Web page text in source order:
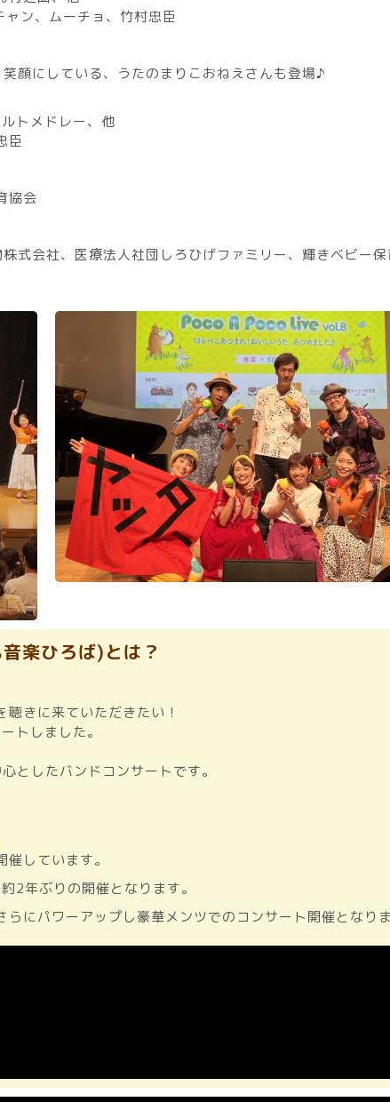
ン、ムーチョ、竹村忠臣
顔にしている、うたのまりこおねえさんも登場♪
トメドレー、他
臣
協会
式会社、医療法人社団しろひげファミリー、輝きベビー
楽ひろば)とは？
聴きに来ていただきたい ！
トしました。
としたバンドコンサートです。
しています。
2年ぶりの開催となります。
にパワーアップし豪華メンツでのコンサート開催となり